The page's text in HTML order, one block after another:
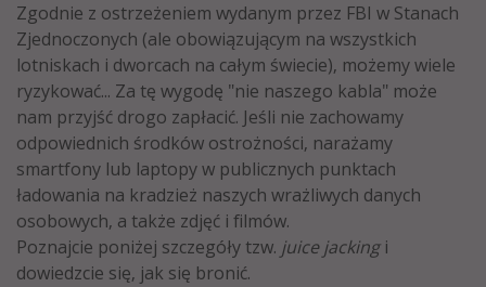
Wakacje Last Minute
Wakacje All Inclusive
Wakacje do 1000 PLN
Wakacje z dziećmi
Noclegi z prywatnym jacuzzi w pokoju/na tarasie
Weekend dla dwojga
City Break
Hotele SPA i wellness
Zgodnie z ostrzeżeniem wydanym przez FBI w Stanach
Zjednoczonych (ale obowiązującym na wszystkich
lotniskach i dworcach na całym świecie), możemy wiele
ryzykować... Za tę wygodę "nie naszego kabla" może
nam przyjść drogo zapłacić. Jeśli nie zachowamy
odpowiednich środków ostrożności, narażamy
smartfony lub laptopy w publicznych punktach
ładowania na kradzież naszych wrażliwych danych
osobowych, a także zdjęć i filmów.
Poznajcie poniżej szczegóły tzw. juice jackingi
dowiedzcie się, jak się bronić.